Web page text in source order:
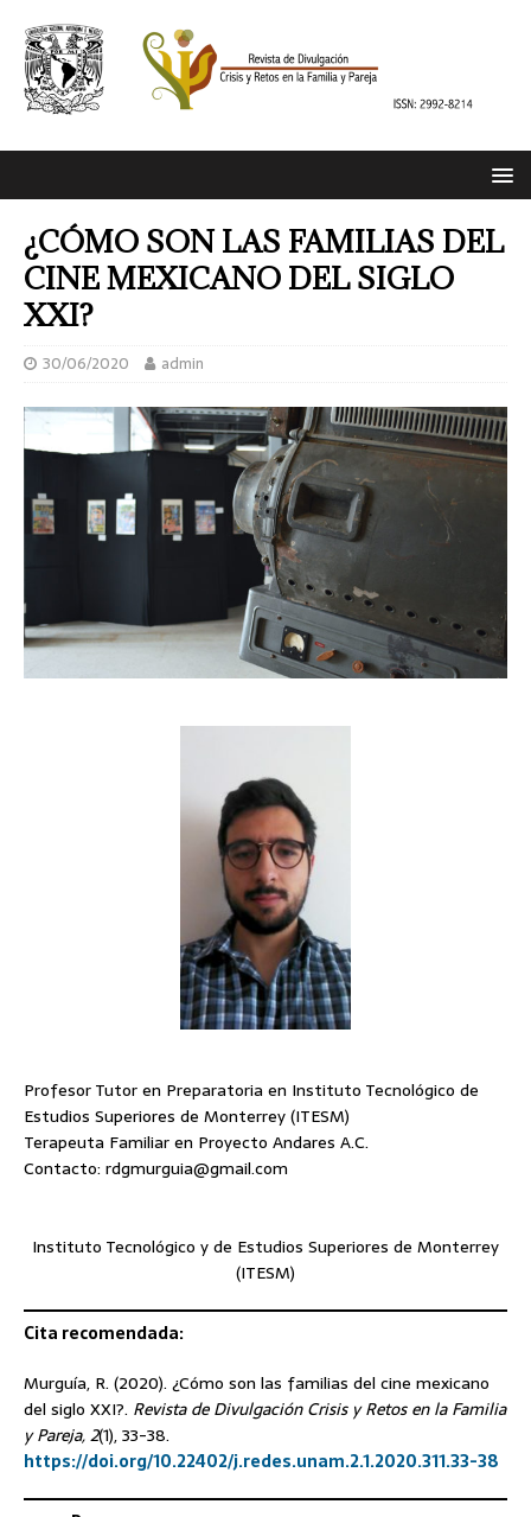
¿CÓMO SON LAS FAMILIAS DEL
CINE MEXICANO DEL SIGLO
XXI?
30/06/2020 admin
Profesor Tutor en Preparatoria en Instituto Tecnológico de
Estudios Superiores de Monterrey (ITESM)
Terapeuta Familiar en Proyecto Andares A.C.
Contacto: rdgmurguia@gmail.com
Instituto Tecnológico y de Estudios Superiores de Monterrey
(ITESM)
Cita recomendada:
Murguía, R. (2020). ¿Cómo son las familias del cine mexicano
del siglo XXI?. Revista de Divulgación Crisis y Retos en la Familia
y Pareja, 2(1), 33-38.
https://doi.org/10.22402/j.redes.unam.2.1.2020.311.33-38